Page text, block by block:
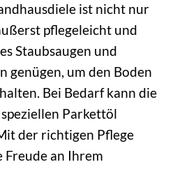
ist nicht nur
pflegeleicht und
Staubsaugen und
genügen, um den Boden
Bei Bedarf kann die
Parkettöl
der richtigen Pflege
Freude an Ihrem